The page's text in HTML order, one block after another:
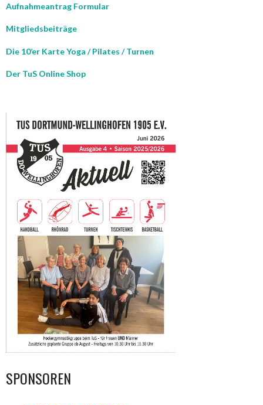
Aufnahmeantrag Formular
Mitgliedsbeiträge
Die 10’er Karte Yoga / Pilates / Turnen
Der TuS Online Shop
SPONSOREN